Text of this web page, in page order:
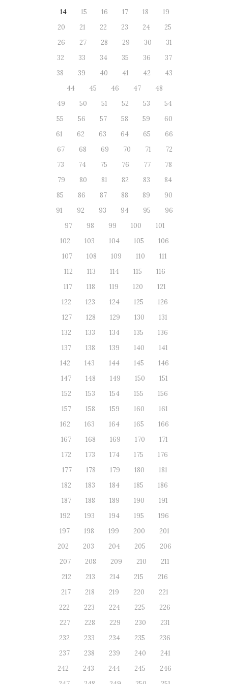
14
15 16 17 18
19
20
21 22 23 24
25
26
27 28 29 30
31
32
33 34 35 36
37
38
39 40 41 42
43
44
45 46 47
48
49
50 51 52 53
54
55
56 57 58 59
60
61
62 63 64 65
66
67
68 69 70 71
72
73
74 75 76 77
78
79
80 81 82 83
84
85
86 87 88 89
90
91
92 93 94 95
96
97
98 99 100
101
102
103 104 105
106
107
108 109 110
111
112
113 114 115
116
117
118 119 120
121
122
123 124 125
126
127
128 129 130
131
132
133 134 135
136
137
138 139 140
141
142
143 144 145
146
147
148 149 150
151
152
153 154 155
156
157
158 159 160
161
162
163 164 165
166
167
168 169 170
171
172
173 174 175
176
177
178 179 180
181
182
183 184 185
186
187
188 189 190
191
192
193 194 195
196
197
198 199 200
201
202
203 204 205
206
207
208 209 210
211
212
213 214 215
216
217
218 219 220
221
222
223 224 225
226
227
228 229 230
231
232
233 234 235
236
237
238 239 240
241
242
243 244 245
246